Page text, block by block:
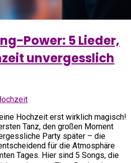
Power: 5 Lieder,
unvergesslich
Hochzeit erst wirklich magisch!
Tanz, den großen Moment
Party später – die
für die Atmosphäre
Tages. Hier sind 5 Songs, die